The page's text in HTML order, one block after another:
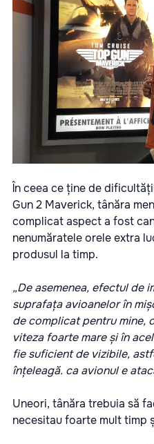
În ceea ce ține de
Gun 2 Maverick, tânăra
complicat aspect a fost
nenumăratele orele extra
produsul la timp.
„De asemenea, efectul de
suprafața avioanelor în
de complicat pentru mine,
viteza foarte mare și în
fie suficient de vizibile,
înțeleagă. ca avionul e
Uneori, tânăra trebuia să
necesitau foarte mult timp